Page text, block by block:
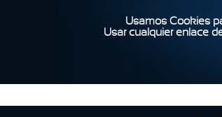
Usamos Cookies
Usar cualquier enlace